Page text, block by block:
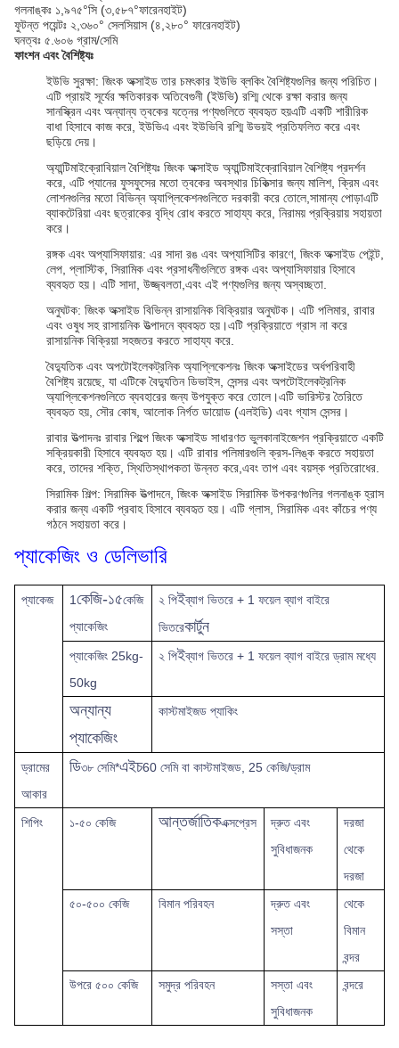
গলনাঙ্কঃ ১,৯৭৫°সি (৩,৫৮৭°ফারেনহাইট)
ফুটন্ত পয়েন্টঃ ২,৩৬০° সেলসিয়াস (৪,২৮০° ফারেনহাইট)
ঘনত্বঃ ৫.৬০৬ গ্রাম/সেমি
ফাংশন এবং বৈশিষ্ট্যঃ
ইউভি সুরক্ষা: জিংক অক্সাইড তার চমৎকার ইউভি ব্লকিং বৈশিষ্ট্যগুলির জন্য পরিচিত।
এটি প্রায়ই সূর্যের ক্ষতিকারক অতিবেগুনী (ইউভি) রশ্মি থেকে রক্ষা করার জন্য
সানস্ক্রিন এবং অন্যান্য ত্বকের যত্নের পণ্যগুলিতে ব্যবহৃত হয়এটি একটি শারীরিক
বাধা হিসাবে কাজ করে, ইউভিএ এবং ইউভিবি রশ্মি উভয়ই প্রতিফলিত করে এবং
ছড়িয়ে দেয়।
অ্যান্টিমাইক্রোবিয়াল বৈশিষ্ট্যঃ জিংক অক্সাইড অ্যান্টিমাইক্রোবিয়াল বৈশিষ্ট্য প্রদর্শন
করে, এটি প্যানের ফুসফুসের মতো ত্বকের অবস্থার চিকিত্সার জন্য মালিশ, ক্রিম এবং
লোশনগুলির মতো বিভিন্ন অ্যাপ্লিকেশনগুলিতে দরকারী করে তোলে,সামান্য পোড়াএটি
ব্যাকটেরিয়া এবং ছত্রাকের বৃদ্ধি রোধ করতে সাহায্য করে, নিরাময় প্রক্রিয়ায় সহায়তা
করে।
রঙ্গক এবং অপ্যাসিফায়ার: এর সাদা রঙ এবং অপ্যাসিটির কারণে, জিংক অক্সাইড পেইন্ট,
লেপ, প্লাস্টিক, সিরামিক এবং প্রসাধনীগুলিতে রঙ্গক এবং অপ্যাসিফায়ার হিসাবে
ব্যবহৃত হয়। এটি সাদা, উজ্জ্বলতা,এবং এই পণ্যগুলির জন্য অস্বচ্ছতা.
অনুঘটক: জিংক অক্সাইড বিভিন্ন রাসায়নিক বিক্রিয়ার অনুঘটক। এটি পলিমার, রাবার
এবং ওষুধ সহ রাসায়নিক উত্পাদনে ব্যবহৃত হয়।এটি প্রক্রিয়াতে গ্রাস না করে
রাসায়নিক বিক্রিয়া সহজতর করতে সাহায্য করে.
বৈদ্যুতিক এবং অপটোইলেকট্রনিক অ্যাপ্লিকেশনঃ জিংক অক্সাইডের অর্ধপরিবাহী
বৈশিষ্ট্য রয়েছে, যা এটিকে বৈদ্যুতিন ডিভাইস, সেন্সর এবং অপটোইলেকট্রনিক
অ্যাপ্লিকেশনগুলিতে ব্যবহারের জন্য উপযুক্ত করে তোলে।এটি ভারিস্টর তৈরিতে
ব্যবহৃত হয়, সৌর কোষ, আলোক নির্গত ডায়োড (এলইডি) এবং গ্যাস সেন্সর।
রাবার উত্পাদনঃ রাবার শিল্পে জিংক অক্সাইড সাধারণত ভুলকানাইজেশন প্রক্রিয়াতে একটি
সক্রিয়কারী হিসাবে ব্যবহৃত হয়। এটি রাবার পলিমারগুলি ক্রস-লিঙ্ক করতে সহায়তা
করে, তাদের শক্তি, স্থিতিস্থাপকতা উন্নত করে,এবং তাপ এবং বয়স্ক প্রতিরোধের.
সিরামিক শিল্প: সিরামিক উত্পাদনে, জিংক অক্সাইড সিরামিক উপকরণগুলির গলনাঙ্ক হ্রাস
করার জন্য একটি প্রবাহ হিসাবে ব্যবহৃত হয়। এটি গ্লাস, সিরামিক এবং কাঁচের পণ্য
গঠনে সহায়তা করে।
প্যাকেজিং ও ডেলিভারি
প্যাকেজ 1কেজি-১৫কেজি
প্যাকেজিং
২ পিইব্যাগ ভিতরে + 1 ফয়েল ব্যাগ বাইরে
ভিতরেকার্টুন
প্যাকেজিং 25kg-
50kg
২ পিইব্যাগ ভিতরে + 1 ফয়েল ব্যাগ বাইরে ড্রাম মধ্যে
অন্যান্য
প্যাকেজিং
কাস্টমাইজড প্যাকিং
ড্রামের
আকার
ডি৩৮ সেমি*এইচ60 সেমি বা কাস্টমাইজড, 25 কেজি/ড্রাম
শিপিং ১-৫০ কেজি আন্তর্জাতিকএক্সপ্রেস দ্রুত এবং
সুবিধাজনক
দরজা
থেকে
দরজা
৫০-৫০০ কেজি
বিমান পরিবহন
দ্রুত এবং
সস্তা
থেকে
বিমান
বন্দর
উপরে ৫০০ কেজি সমুদ্র পরিবহন
সস্তা এবং
সুবিধাজনক
বন্দরে